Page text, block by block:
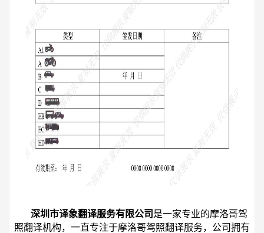
深圳市译象翻译服务有限公司 是一家专业的摩洛哥驾
照翻译机构，一直专注于摩洛哥驾照翻译服务，公司拥有